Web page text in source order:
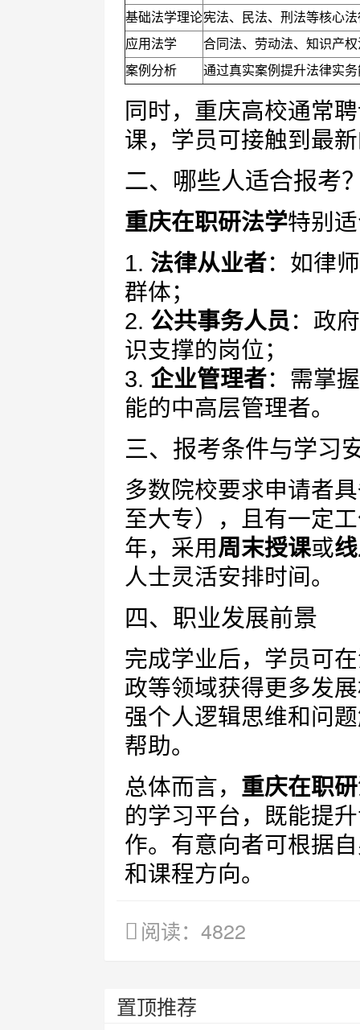
基础法学理论宪法、民法、刑法等核心
应用法学
合同法、劳动法、知识产
案例分析
通过真实案例提升法律实
同时，重庆高校通常
课，学员可接触到最
二、哪些人适合报考
重庆在职研法学特别
1. 法律从业者：如律
群体；
2. 公共事务人员 ：政
识支撑的岗位；
3. 企业管理者：需掌
能的中高层管理者。
三、报考条件与学习
多数院校要求申请者
至大专），且有一定
年，采用周末授课或
人士灵活安排时间。
四、职业发展前景
完成学业后，学员可
政等领域获得更多发
强个人逻辑思维和问
帮助。
总体而言， 重庆在职
的学习平台，既能提
作。有意向者可根据
和课程方向。
阅读：4822
置顶推荐